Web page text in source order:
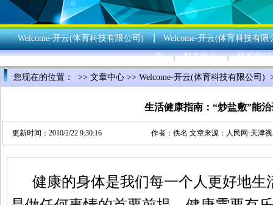
Welcome-开云(体育科技有限公司)
Welcome-开云(体育科技有限
采
服务中心 联系我们
您现在的位置： >> 文章中心 >> Welcome-开云(体育科技有限公司)
生活健康指南：“炒盐敷”能
更新时间：2010/2/22 9:30:16 作者：佚名 文章来源： 人民网·天津
健康的身体是我们每一个人更好地生